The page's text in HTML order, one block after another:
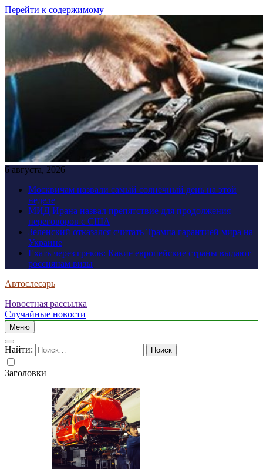
Перейти к содержимому
6 августа, 2026
Москвичам назвали самый солнечный день на этой
неделе
МИД Ирана назвал препятствие для продолжения
переговоров с США
Зеленский отказался считать Трампа гарантией мира на
Украине
Ехать через греков: Какие европейские страны выдают
россиянам визы
Автослесарь
Новостная рассылка
Случайные новости
Меню
Найти:
Заголовки